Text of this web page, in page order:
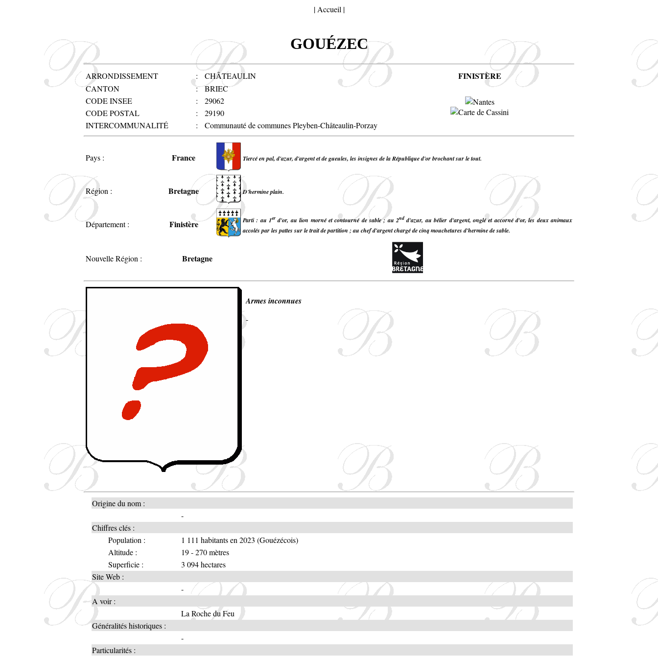
| Accueil |
GOUÉZEC
ARRONDISSEMENT : CHÂTEAULIN FINISTÈRE
CANTON :
BRIEC
CODE INSEE
:
29062
CODE POSTAL
:
29190
INTERCOMMUNALITÉ
: Communauté de communes Pleyben-Châteaulin-Porzay
Pays : France Tiercé en pal, d'azur, d'argent et de gueules, les insignes de la République d'or brochant sur le tout.
Région : Bretagne D'hermine plain.
Département : Finistère Parti : au 1er d'or, au lion morné et contourné de sable ; au 2nd d'azur, au bélier d'argent, onglé et accorné d'or, les deux animaux
accolés par les pattes sur le trait de partition ; au chef d'argent chargé de cinq mouchetures d'hermine de sable.
Nouvelle Région : Bretagne
Armes inconnues
-
Origine du nom :
-
Chiffres clés :
Population :
1 111 habitants en 2023 (Gouézécois)
Altitude :
19 - 270 mètres
Superficie :
3 094 hectares
Site Web :
-
A voir :
La Roche du Feu
Généralités historiques :
-
Particularités :